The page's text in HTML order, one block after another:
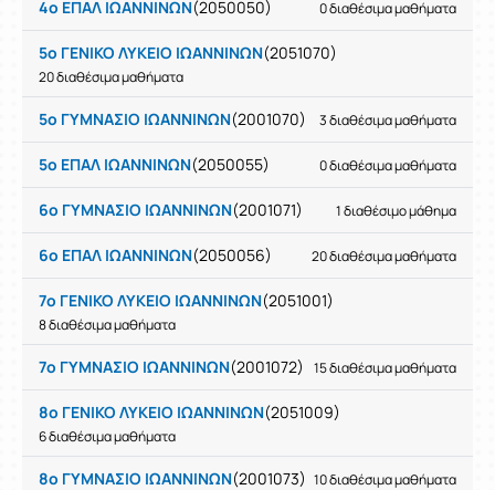
4ο ΕΠΑΛ ΙΩΑΝΝΙΝΩΝ(2050050) 0 διαθέσιμα μαθήματα
5ο ΓΕΝΙΚΟ ΛΥΚΕΙΟ ΙΩΑΝΝΙΝΩΝ(2051070)
20 διαθέσιμα μαθήματα
5ο ΓΥΜΝΑΣΙΟ ΙΩΑΝΝΙΝΩΝ(2001070) 3 διαθέσιμα μαθήματα
5ο ΕΠΑΛ ΙΩΑΝΝΙΝΩΝ(2050055) 0 διαθέσιμα μαθήματα
6ο ΓΥΜΝΑΣΙΟ ΙΩΑΝΝΙΝΩΝ(2001071) 1 διαθέσιμο μάθημα
6ο ΕΠΑΛ ΙΩΑΝΝΙΝΩΝ(2050056) 20 διαθέσιμα μαθήματα
7ο ΓΕΝΙΚΟ ΛΥΚΕΙΟ ΙΩΑΝΝΙΝΩΝ(2051001)
8 διαθέσιμα μαθήματα
7ο ΓΥΜΝΑΣΙΟ ΙΩΑΝΝΙΝΩΝ(2001072) 15 διαθέσιμα μαθήματα
8ο ΓΕΝΙΚΟ ΛΥΚΕΙΟ ΙΩΑΝΝΙΝΩΝ(2051009)
6 διαθέσιμα μαθήματα
8ο ΓΥΜΝΑΣΙΟ ΙΩΑΝΝΙΝΩΝ(2001073) 10 διαθέσιμα μαθήματα